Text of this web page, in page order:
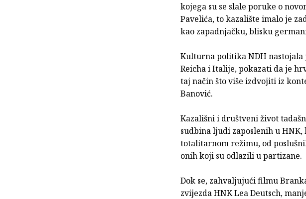
kojega su se slale poruke o
Pavelića, to kazalište imalo je
kao zapadnjačku, blisku
Kulturna politika NDH nastojala
Reicha i Italije, pokazati da je
taj način što više izdvojiti iz
Banović.
Kazališni i društveni život
sudbina ljudi zaposlenih u
totalitarnom režimu, od
onih koji su odlazili u partizane.
Dok se, zahvaljujući filmu
zvijezda HNK Lea Deutsch,